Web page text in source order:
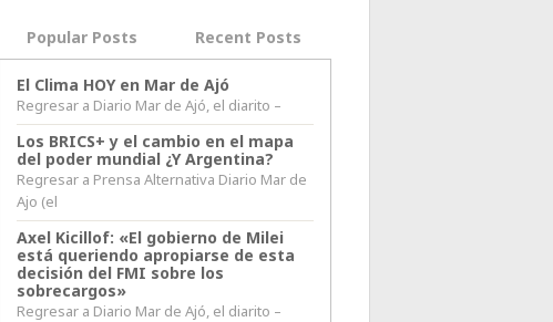
Popular Posts Recent Posts
El Clima HOY en Mar de Ajó
Regresar a Diario Mar de Ajó, el diarito –
Los BRICS+ y el cambio en el mapa
del poder mundial ¿Y Argentina?
Regresar a Prensa Alternativa Diario Mar de
Ajo (el
Axel Kicillof: «El gobierno de Milei
está queriendo apropiarse de esta
decisión del FMI sobre los
sobrecargos»
Regresar a Diario Mar de Ajó, el diarito –